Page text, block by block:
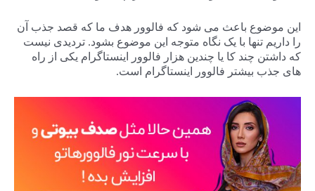
این موضوع باعث می شود که فالوور هدف ما که قصد جذب آن
را داریم تنها با یک نگاه متوجه این موضوع بشود. تردیدی نیست
که داشتن چند کا یا چندین هزار فالوور اینستاگرام یکی از راه
های جذب بیشتر فالوور اینستاگرام است.